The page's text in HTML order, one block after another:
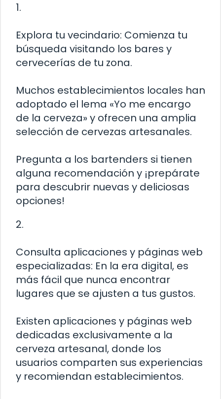
1.
Explora tu vecindario: Comienza tu
búsqueda visitando los bares y
cervecerías de tu zona.
Muchos establecimientos locales han
adoptado el lema «Yo me encargo
de la cerveza» y ofrecen una amplia
selección de cervezas artesanales.
Pregunta a los bartenders si tienen
alguna recomendación y ¡prepárate
para descubrir nuevas y deliciosas
opciones!
2.
Consulta aplicaciones y páginas web
especializadas: En la era digital, es
más fácil que nunca encontrar
lugares que se ajusten a tus gustos.
Existen aplicaciones y páginas web
dedicadas exclusivamente a la
cerveza artesanal, donde los
usuarios comparten sus experiencias
y recomiendan establecimientos.